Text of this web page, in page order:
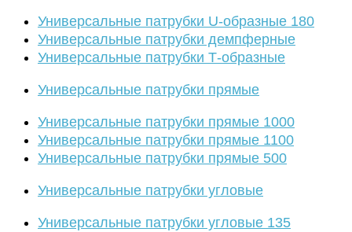
Универсальные патрубки U-образные 180
Универсальные патрубки демпферные
Универсальные патрубки Т-образные
Универсальные патрубки прямые
Универсальные патрубки прямые 1000
Универсальные патрубки прямые 1100
Универсальные патрубки прямые 500
Универсальные патрубки угловые
Универсальные патрубки угловые 135